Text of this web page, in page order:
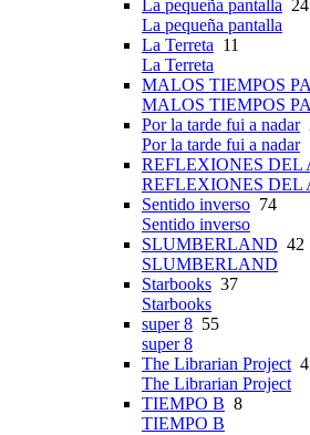
La pequeña pantalla 24
La pequeña pantalla
La Terreta 11
La Terreta
MALOS TIEMPOS
MALOS TIEMPOS
Por la tarde fui a nadar
Por la tarde fui a nadar
REFLEXIONES DEL
REFLEXIONES DEL
Sentido inverso 74
Sentido inverso
SLUMBERLAND 42
SLUMBERLAND
Starbooks 37
Starbooks
super 8 55
super 8
The Librarian Project4
The Librarian Project
TIEMPO B 8
TIEMPO B